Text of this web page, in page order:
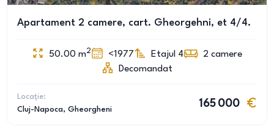
Apartament 2 camere, cart. Gheorgehni, et 4/4.
50.00 m2 <1977 Etajul 4 2 camere
Decomandat
Locație:
Cluj-Napoca, Gheorgheni
165 000